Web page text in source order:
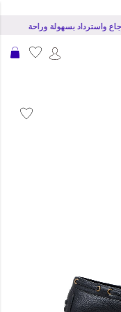
إرجاع واسترداد بسهولة وراحة